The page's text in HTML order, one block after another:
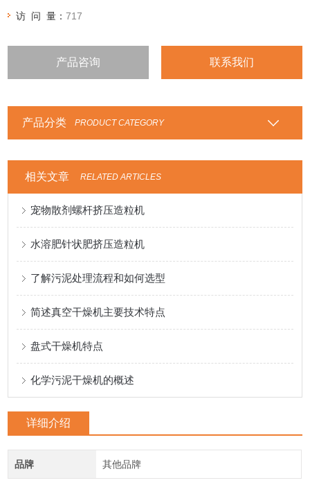
访 问 量：717
产品咨询 联系我们
产品分类 PRODUCT CATEGORY
相关文章 RELATED ARTICLES
宠物散剂螺杆挤压造粒机
水溶肥针状肥挤压造粒机
了解污泥处理流程和如何选型
简述真空干燥机主要技术特点
盘式干燥机特点
化学污泥干燥机的概述
详细介绍
品牌 其他品牌